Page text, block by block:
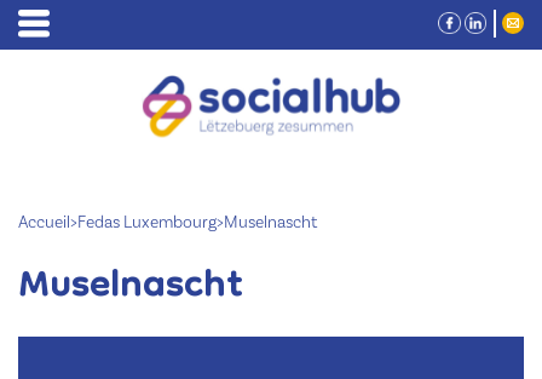
Accueil>Fedas Luxembourg>Muselnascht
Muselnascht